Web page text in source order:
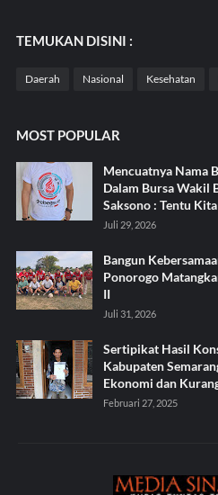
TEMUKAN DISINI :
Daerah Nasional Kesehatan
MOST POPULAR
Mencuatnya Nama
Dalam Bursa Wakil
Saksono : Tentu
Juli 29, 2026
Bangun
Ponorogo
II
Juli 31, 2026
Sertipikat Hasil
Kabupaten
Ekonomi dan
Februari 27, 2025